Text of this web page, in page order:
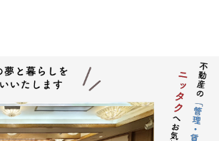
貸、売買、交換、及びそれらの媒介・
、入居申込結果等の連絡、信用情報機
照会、物件の管理等に関する契約その
事項の履行に必要な範囲における利用
及び当社グループ会社（アパマンショ